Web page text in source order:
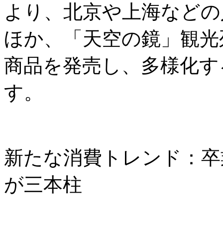
より、北京や上海など
ほか、「天空の鏡」観
商品を発売し、多様化
す。
新たな消費トレンド：
が三本柱